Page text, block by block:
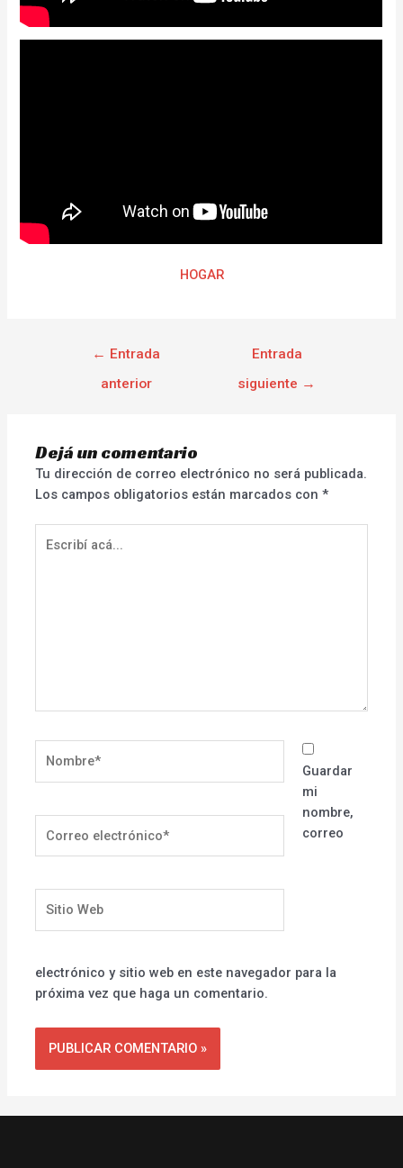
HOGAR
← Entrada
anterior
Entrada
siguiente →
Dejá un comentario
Tu dirección de correo electrónico no será publicada.
Los campos obligatorios están marcados con*
acá...
electrónico*
Web
Guardar
mi
nombre,
correo
electrónico y sitio web en este navegador para la
próxima vez que haga un comentario.